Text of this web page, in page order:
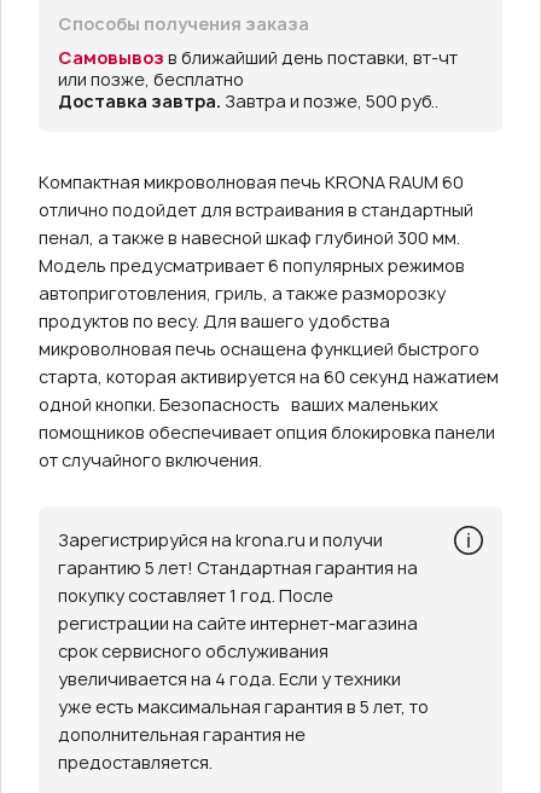
Способы получения заказа
Самовывоз в ближайший день поставки, вт-чт
или позже, бесплатно
Доставка завтра. Завтра и позже, 500 руб..
Компактная микроволновая печь KRONA RAUM 60
отлично подойдет для встраивания в стандартный
пенал, а также в навесной шкаф глубиной 300 мм.
Модель предусматривает 6 популярных режимов
автоприготовления, гриль, а также разморозку
продуктов по весу. Для вашего удобства
микроволновая печь оснащена функцией быстрого
старта, которая активируется на 60 секунд нажатием
одной кнопки. Безопасность ваших маленьких
помощников обеспечивает опция блокировка панели
от случайного включения.
Зарегистрируйся на krona.ru и получи
гарантию 5 лет! Стандартная гарантия на
покупку составляет 1 год. После
регистрации на сайте интернет-магазина
срок сервисного обслуживания
увеличивается на 4 года. Если у техники
уже есть максимальная гарантия в 5 лет, то
дополнительная гарантия не
предоставляется.